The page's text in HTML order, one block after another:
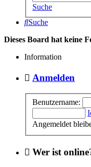
Suche
Suche
Dieses Board hat keine
Information
Anmelden
Benutzername:
Angemeldet
Wer ist